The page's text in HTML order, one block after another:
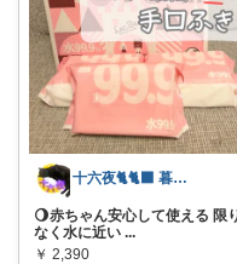
十六夜🐈🐈‍⬛ 暮らしのあれこれ
🌖赤ちゃん安心して使える 限
なく水に近い ...
￥ 2,390